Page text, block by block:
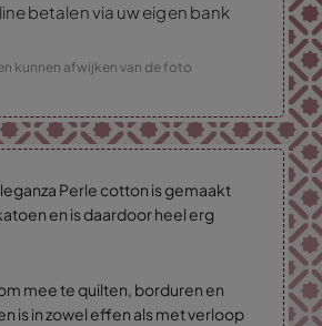
betalen via uw eigen bank
kunnen afwijken van de foto
Perle cotton is gemaakt
en is daardoor heel erg
mee te quilten, borduren en
is in zowel effen als met verloop